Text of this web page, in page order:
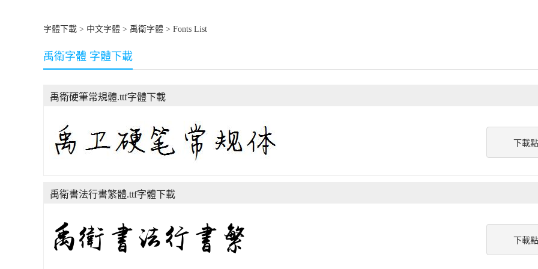
字體下載 > 中文字體 > 禹衛字體 > Fonts List
禹衛字體 字體下載
下載點
禹衛硬筆常規體.ttf字體下載
下載點
禹衛書法行書繁體.ttf字體下載